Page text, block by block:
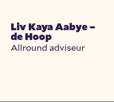
Liv Kaya Aabye –
de Hoop
Allround adviseur